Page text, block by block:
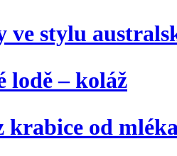
ve stylu
lodě – koláž
krabice od